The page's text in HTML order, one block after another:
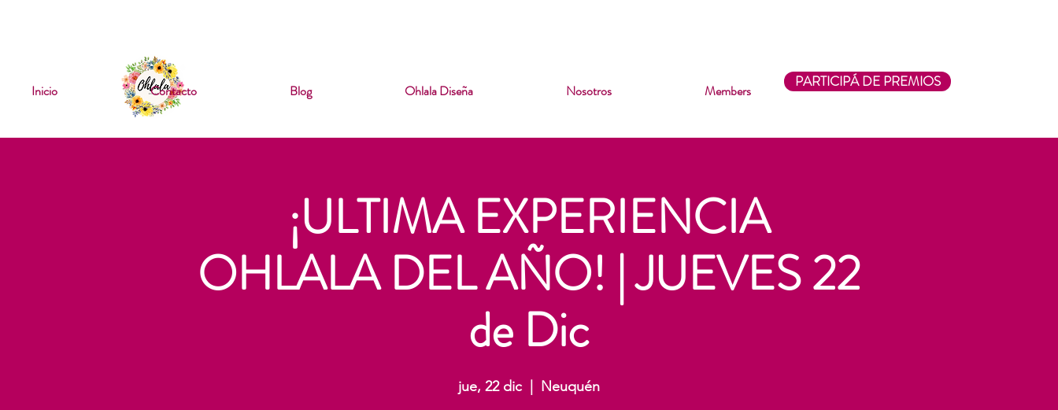
¡ULTIMA EXPERIENCIA
OHLALA DEL AÑO! | JUEVES 22
de Dic
jue, 22 dic Neuquén
Inicio Contacto Blog Ohlala Diseña Nosotros Members
PARTICIPÁ DE PREMIOS